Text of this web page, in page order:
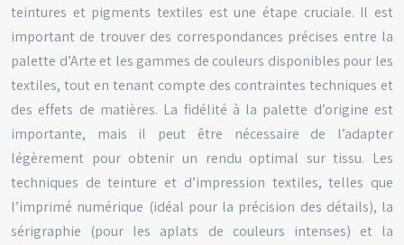
teintures et pigments textiles est une étape cruciale. Il est
important de trouver des correspondances précises entre la
palette d’Arte et les gammes de couleurs disponibles pour les
textiles, tout en tenant compte des contraintes techniques et
des effets de matières. La fidélité à la palette d’origine est
importante, mais il peut être nécessaire de l’adapter
légèrement pour obtenir un rendu optimal sur tissu. Les
techniques de teinture et d’impression textiles, telles que
l’imprimé numérique (idéal pour la précision des détails), la
sérigraphie (pour les aplats de couleurs intenses) et la